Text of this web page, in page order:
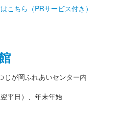
こちら（PRサービス付き）
じが岡ふれあいセンター内
平日）、年末年始